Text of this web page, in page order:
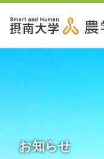
お知らせ